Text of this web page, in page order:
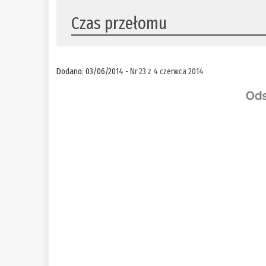
Czas przełomu
Dodano: 03/06/2014 -Nr 23 z 4 czerwca 2014